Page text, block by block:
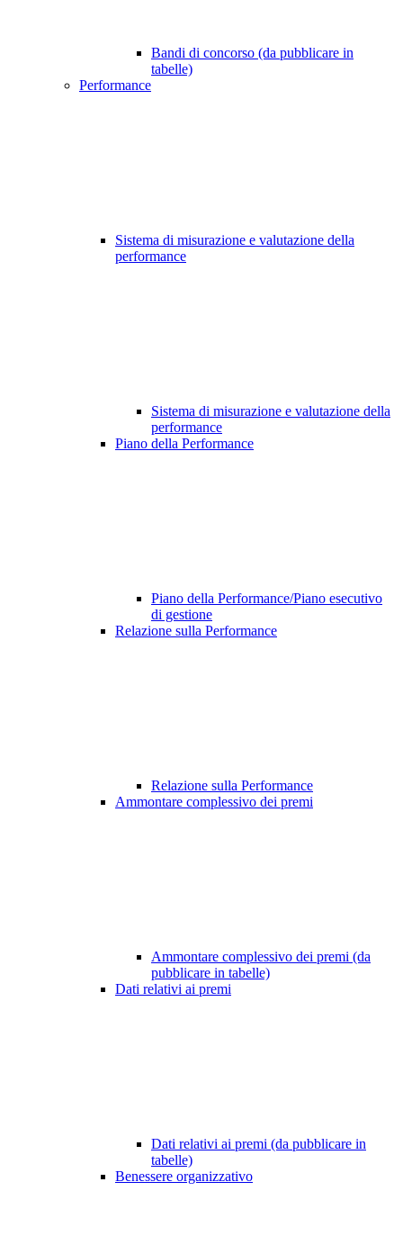
Bandi di concorso (da pubblicare in
tabelle)
Performance
Sistema di misurazione e valutazione della
performance
Sistema di misurazione e valutazione della
performance
Piano della Performance
Piano della Performance/Piano esecutivo
di gestione
Relazione sulla Performance
Relazione sulla Performance
Ammontare complessivo dei premi
Ammontare complessivo dei premi (da
pubblicare in tabelle)
Dati relativi ai premi
Dati relativi ai premi (da pubblicare in
tabelle)
Benessere organizzativo